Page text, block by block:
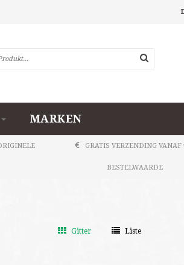
MARKEN
GRATIS VERZENDING VANAF
BESTELWAARDE
Gitter Liste